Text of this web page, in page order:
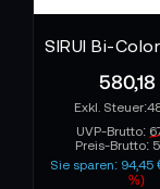
mit Sirui, der
UVP-Brutto:
Preis-Brutto:
Sie sparen: 94,45
%)